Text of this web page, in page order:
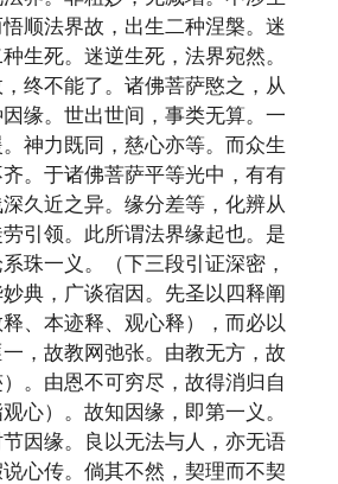
顺法界故，出生二种涅槃。迷
生死。迷逆生死，法界宛然。
终不能了。诸佛菩萨愍之，从
缘。世出世间，事类无算。一
神力既同，慈心亦等。而众生
。于诸佛菩萨平等光中，有有
久近之异。缘分差等，化辨从
引领。此所谓法界缘起也。是
珠一义。（下三段引证深密，
典，广谈宿因。先圣以四释阐
、本迹释、观心释），而必以
，故教网弛张。由教无方，故
。由恩不可穷尽，故得消归自
心）。故知因缘，即第一义。
因缘。良以无法与人，亦无语
心传。倘其不然，契理而不契